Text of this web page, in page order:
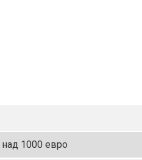
над 1000 евро